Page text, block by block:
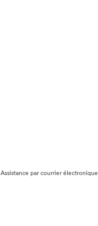
Assistance par courrier électronique